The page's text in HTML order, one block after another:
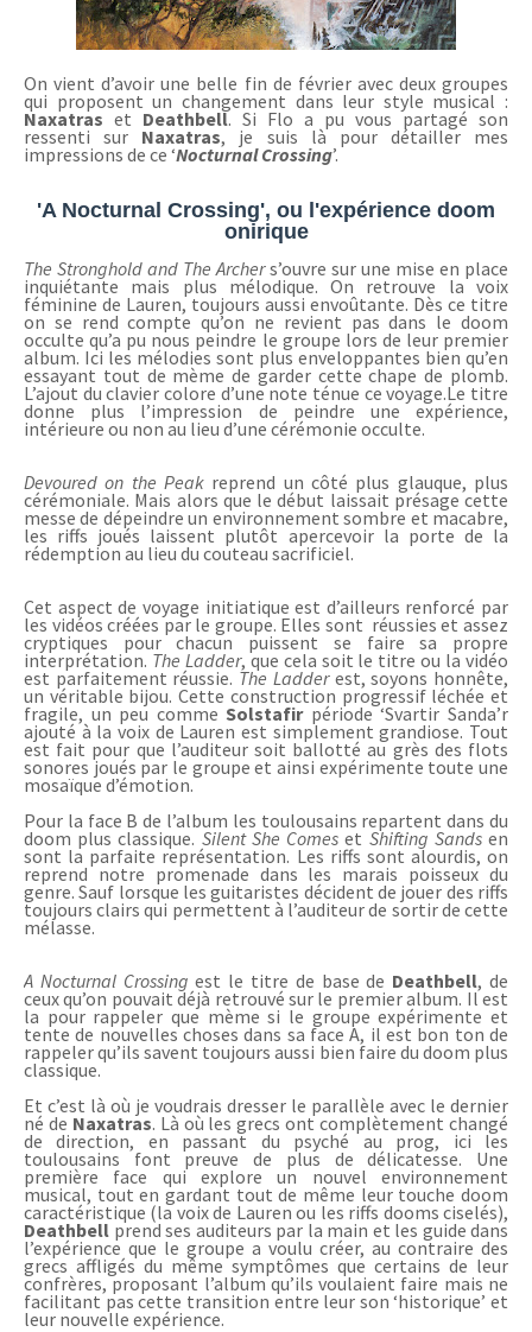
On vient d’avoir une belle fin de février avec deux groupes
qui proposent un changement dans leur style musical :
Naxatras et Deathbell. Si Flo a pu vous partagé son
ressenti sur Naxatras, je suis là pour détailler mes
impressions de ce ‘Nocturnal Crossing’.
'A Nocturnal Crossing', ou l'expérience doom
onirique
The Stronghold and TheArchers’ouvre sur une mise en place
inquiétante mais plus mélodique. On retrouve la voix
féminine de Lauren, toujours aussi envoûtante. Dès ce titre
on se rend compte qu’on ne revient pas dans le doom
occulte qu’a pu nous peindre le groupe lors de leur premier
album. Ici les mélodies sont plus enveloppantes bien qu’en
essayant tout de mème de garder cette chape de plomb.
L’ajout du clavier colore d’une note ténue ce voyage.Le titre
donne plus l’impression de peindre une expérience,
intérieure ou non au lieu d’une cérémonie occulte.
Devoured on the Peak reprend un côté plus glauque, plus
cérémoniale. Mais alors que le début laissait présage cette
messe de dépeindre un environnement sombre et macabre,
les riffs joués laissent plutôt apercevoir la porte de la
rédemption au lieu du couteau sacrificiel.
Cet aspect de voyage initiatique est d’ailleurs renforcé par
les vidéos créées par le groupe. Elles sont réussies et assez
cryptiques pour chacun puissent se faire sa propre
interprétation. The Ladder, que cela soit le titre ou la vidéo
est parfaitement réussie. The Ladderest, soyons honnête,
un véritable bijou. Cette construction progressif léchée et
fragile, un peu commeSolstafir période ‘Svartir Sanda’r
ajouté à la voix de Lauren est simplement grandiose. Tout
est fait pour que l’auditeur soit ballotté au grès des flots
sonores joués par le groupe et ainsi expérimente toute une
mosaïque d’émotion.
Pour la face B de l’album les toulousains repartent dans du
doom plus classique. Silent She Comes et Shifting Sandsen
sont la parfaite représentation. Les riffs sont alourdis, on
reprend notre promenade dans les marais poisseux du
genre. Sauf lorsque les guitaristes décident de jouer des riffs
toujours clairs qui permettent à l’auditeur de sortir de cette
mélasse.
A Nocturnal Crossing est le titre de base de Deathbell, de
ceux qu’on pouvait déjà retrouvé sur le premier album. Il est
la pour rappeler que mème si le groupe expérimente et
tente de nouvelles choses dans sa face A, il est bon ton de
rappeler qu’ils savent toujours aussi bien faire du doom plus
classique.
Et c’est là où je voudrais dresser le parallèle avec le dernier
né de Naxatras. Là où les grecs ont complètement changé
de direction, en passant du psyché au prog, ici les
toulousains font preuve de plus de délicatesse. Une
première face qui explore un nouvel environnement
musical, tout en gardant tout de même leur touche doom
caractéristique (la voix de Lauren ou les riffs dooms ciselés),
Deathbell prend ses auditeurs par la main et les guide dans
l’expérience que le groupe a voulu créer, au contraire des
grecs affligés du même symptômes que certains de leur
confrères, proposant l’album qu’ils voulaient faire mais ne
facilitant pas cette transition entre leur son ‘historique’ et
leur nouvelle expérience.